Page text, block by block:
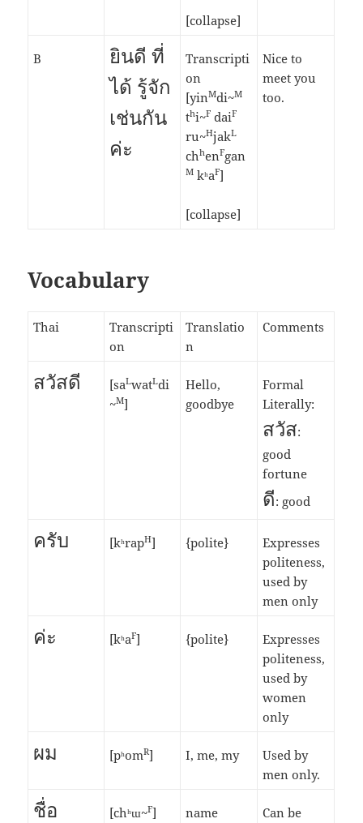
[collapse]
B
ยินดี ที่
ได้ รู้จัก
เช่นกัน
ค่ะ
Transcripti
on
[yinMdi~M
thi~F daiF
ru~HjakL
chhenFgan
M kʰaF]
[collapse]
Nice to
meet you
too.
Vocabulary
Thai
Transcripti
on
Translatio
n
Comments
สวัสดี [saLwatLdi
~M]
Hello,
goodbye
Formal
Literally:
สวัส:
good
fortune
ดี: good
ครับ [kʰrapH] {polite}
Expresses
politeness,
used by
men only
ค่ะ [kʰaF] {polite}
Expresses
politeness,
used by
women
only
ผม [pʰomR] I, me, my
Used by
men only.
ชื่อ [chʰɯ~F] name Can be